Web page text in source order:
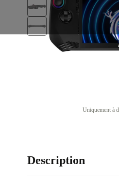
Uniquement à
Description